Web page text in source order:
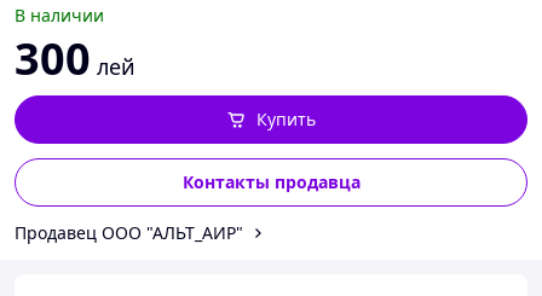
В наличии
300 лей
Контакты продавца
Купить
Продавец ООО "АЛЬТ_АИР"